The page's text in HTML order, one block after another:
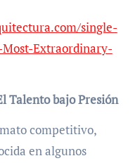
single-
Extraordinary-
Talento bajo Presión
competitivo,
en algunos